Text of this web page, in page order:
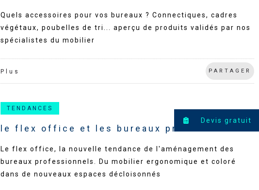
Quels accessoires pour vos bureaux ? Connectiques, cadres
végétaux, poubelles de tri... aperçu de produits validés par nos
spécialistes du mobilier
Plus PARTAGER
TENDANCES
le flex office et les bureaux professionnels
Le flex office, la nouvelle tendance de l'aménagement des
bureaux professionnels. Du mobilier ergonomique et coloré
dans de nouveaux espaces décloisonnés
Devis gratuit